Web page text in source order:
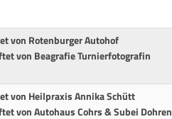
von Rotenburger Autohof
von Beagrafie Turnierfotografin
von Heilpraxis Annika Schütt
von Autohaus Cohrs & Subei Dohren